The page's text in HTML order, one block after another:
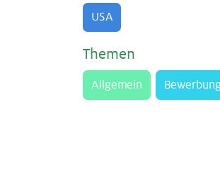
USA
The­men
Allgemein